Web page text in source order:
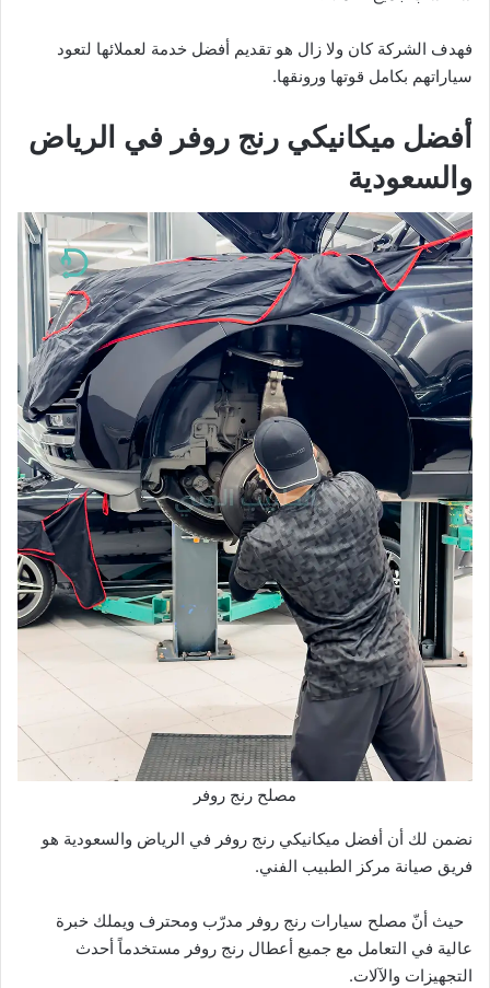
فهدف الشركة كان ولا زال هو تقديم أفضل خدمة لعملائها لتعود
سياراتهم بكامل قوتها ورونقها.
أفضل ميكانيكي رنج روفر في الرياض
والسعودية
مصلح رنج روفر
نضمن لك أن أفضل ميكانيكي رنج روفر في الرياض والسعودية هو
فريق صيانة مركز الطبيب الفني.
حيث أنّ مصلح سيارات رنج روفر مدرّب ومحترف ويملك خبرة
عالية في التعامل مع جميع أعطال رنج روفر مستخدماً أحدث
التجهيزات والآلات.